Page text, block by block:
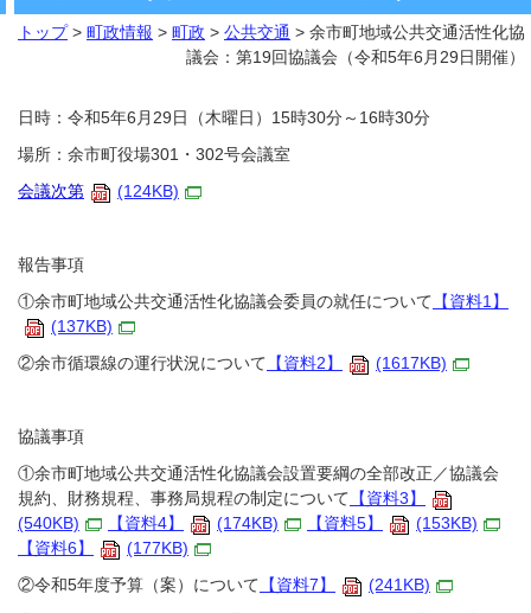
トップ> 町政情報 > 町政 > 公共交通 > 余市町地域公共交通活性化協
議会：第19回協議会（令和5年6月29日開催）
日時：令和5年6月29日（木曜日）15時30分～16時30分
場所：余市町役場301・302号会議室
会議次第
(124KB)
報告事項
①余市町地域公共交通活性化協議会委員の就任について 【資料1】
(137KB)
②余市循環線の運行状況について 【資料2】 (1617KB)
協議事項
①余市町地域公共交通活性化協議会設置要綱の全部改正／協議会
規約、財務規程、事務局規程の制定について 【資料3】
(540KB)
【資料4】 (174KB) 【資料5】
(153KB)
【資料6】
(177KB)
②令和5年度予算（案）について 【資料7】
(241KB)